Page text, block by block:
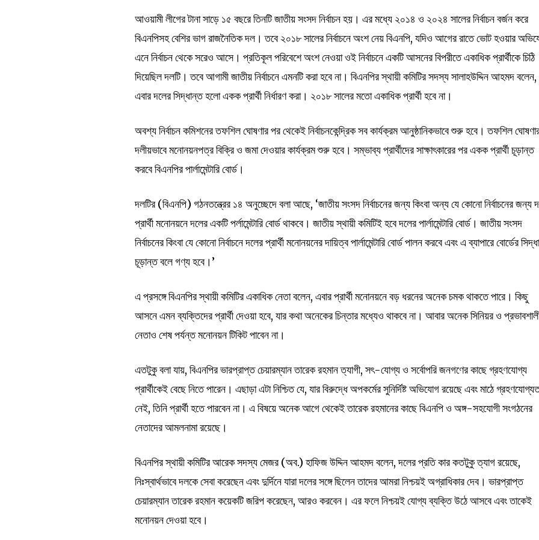
আওয়ামী লীগের টানা সাড়ে ১৫ বছরে তিনটি জাতীয় সংসদ নির্বাচন হয়। এর মধ্যে ২০১৪ ও ২০২৪ সালের নির্বাচন বর্জন করে
বিএনপিসহ বেশির ভাগ রাজনৈতিক দল। তবে ২০১৮ সালের নির্বাচনে অংশ নেয় বিএনপি, যদিও আগের রাতে ভোট হওয়ার
এনে নির্বাচন থেকে সরেও আসে। প্রতিকূল পরিবেশে অংশ নেওয়া ওই নির্বাচনে একটি আসনের বিপরীতে একাধিক প্রার্থীকে চিঠি
দিয়েছিল দলটি। তবে আগামী জাতীয় নির্বাচনে এমনটি করা হবে না। বিএনপির স্থায়ী কমিটির সদস্য সালাহউদ্দিন আহমদ বলেন,
এবার দলের সিদ্ধান্ত হলো একক প্রার্থী নির্ধারণ করা। ২০১৮ সালের মতো একাধিক প্রার্থী হবে না।
অবশ্য নির্বাচন কমিশনের তফশিল ঘোষণার পর থেকেই নির্বাচনকেন্দ্রিক সব কার্যক্রম আনুষ্ঠানিকভাবে শুরু হবে। তফশিল
দলীয়ভাবে মনোনয়নপত্র বিক্রি ও জমা দেওয়ার কার্যক্রম শুরু হবে। সম্ভাব্য প্রার্থীদের সাক্ষাৎকারের পর একক প্রার্থী চূড়ান্ত
করবে বিএনপির পার্লামেন্টারি বোর্ড।
দলটির (বিএনপি) গঠনতন্ত্রের ১৪ অনুচ্ছেদে বলা আছে, ‘জাতীয় সংসদ নির্বাচনের জন্য কিংবা অন্য যে কোনো নির্বাচনের জন্য
প্রার্থী মনোনয়নে দলের একটি পর্লামেন্টারি বোর্ড থাকবে। জাতীয় স্থায়ী কমিটিই হবে দলের পার্লামেন্টারি বোর্ড। জাতীয় সংসদ
নির্বাচনের কিংবা যে কোনো নির্বাচনে দলের প্রার্থী মনোনয়নের দায়িত্ব পার্লামেন্টারি বোর্ড পালন করবে এবং এ ব্যাপারে বোর্ডের
চূড়ান্ত বলে গণ্য হবে।’
এ প্রসঙ্গে বিএনপির স্থায়ী কমিটির একাধিক নেতা বলেন, এবার প্রার্থী মনোনয়নে বড় ধরনের অনেক চমক থাকতে পারে। কিছু
আসনে এমন ব্যক্তিদের প্রার্থী দেওয়া হবে, যার কথা অনেকের চিন্তার মধ্যেও থাকবে না। আবার অনেক সিনিয়র ও
নেতাও শেষ পর্যন্ত মনোনয়ন টিকিট পাবেন না।
এতটুকু বলা যায়, বিএনপির ভারপ্রাপ্ত চেয়ারম্যান তারেক রহমান ত্যাগী, সৎ-যোগ্য ও সর্বোপরি জনগণের কাছে গ্রহণযোগ্য
প্রার্থীকেই বেছে নিতে পারেন। এছাড়া এটা নিশ্চিত যে, যার বিরুদ্ধে অপকর্মের সুনির্দিষ্ট অভিযোগ রয়েছে এবং মাঠে
নেই, তিনি প্রার্থী হতে পারবেন না। এ বিষয়ে অনেক আগে থেকেই তারেক রহমানের কাছে বিএনপি ও অঙ্গ-সহযোগী সংগঠনের
নেতাদের আমলনামা রয়েছে।
বিএনপির স্থায়ী কমিটির আরেক সদস্য মেজর (অব.) হাফিজ উদ্দিন আহমদ বলেন, দলের প্রতি কার কতটুকু ত্যাগ রয়েছে,
নিঃস্বার্থভাবে দলকে সেবা করেছেন এবং দুর্দিনে যারা দলের সঙ্গে ছিলেন তাদের আমরা নিশ্চয়ই অগ্রাধিকার দেব। ভারপ্রাপ্ত
চেয়ারম্যান তারেক রহমান কয়েকটি জরিপ করেছেন, আরও করবেন। এর ফলে নিশ্চয়ই যোগ্য ব্যক্তি উঠে আসবে এবং তাকেই
মনোনয়ন দেওয়া হবে।